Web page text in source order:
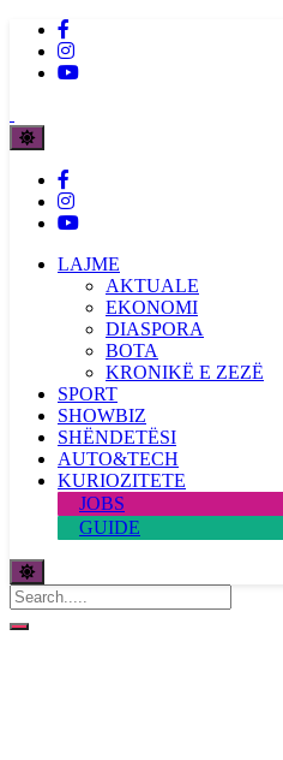
LAJME
AKTUALE
EKONOMI
DIASPORA
BOTA
KRONIKË E ZEZË
SPORT
SHOWBIZ
SHËNDETËSI
AUTO&TECH
KURIOZITETE
JOBS
GUIDE